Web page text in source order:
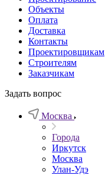
Объекты
Оплата
Доставка
Контакты
Проектировщикам
Строителям
Заказчикам
Задать вопрос
Москва
Города
Иркутск
Москва
Улан-Удэ